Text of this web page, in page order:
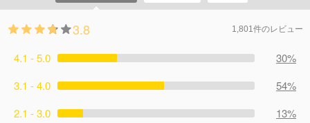
3.8 1,801件のレビュー
4.1 - 5.0
30%
3.1 - 4.0
54%
2.1 - 3.0
13%